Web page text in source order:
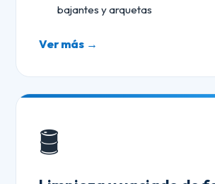
bajantes y arquetas
Ver más →
🛢️